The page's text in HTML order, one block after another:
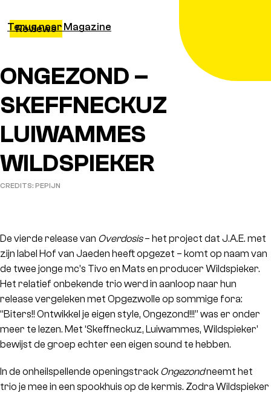
Reviews
Terug naar Magazine
ONGEZOND –
SKEFFNECKUZ
LUIWAMMES
WILDSPIEKER
CREDITS: PEPIJN
De vierde release van Overdosis– het project dat J.A.E. met
zijn label Hof van Jaeden heeft opgezet – komt op naam van
de twee jonge mc’s Tivo en Mats en producer Wildspieker.
Het relatief onbekende trio werd in aanloop naar hun
release vergeleken met Opgezwolle op sommige fora:
“Biters!! Ontwikkel je eigen style, Ongezond!!!” was er onder
meer te lezen. Met ‘Skeffneckuz, Luiwammes, Wildspieker’
bewijst de groep echter een eigen sound te hebben.
In de onheilspellende openingstrack Ongezondneemt het
trio je mee in een spookhuis op de kermis. Zodra Wildspieker